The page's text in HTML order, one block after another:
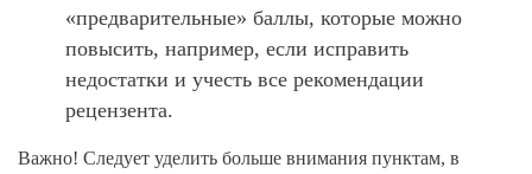
«предварительные» баллы, которые можно
повысить, например, если исправить
недостатки и учесть все рекомендации
рецензента.
Важно! Следует уделить больше внимания пунктам, в